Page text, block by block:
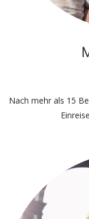
Nach mehr als 15